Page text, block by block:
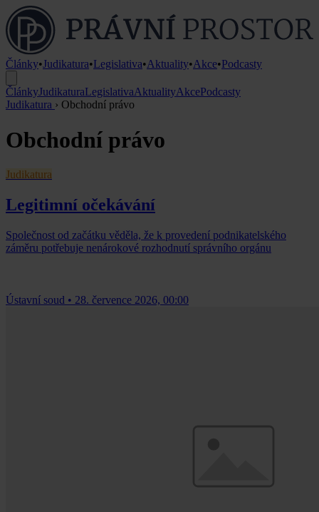
Články•Judikatura•Legislativa•Aktuality•Akce•Podcasty
ČlánkyJudikaturaLegislativaAktualityAkcePodcasty
Judikatura › Obchodní právo
Obchodní právo
Judikatura
Legitimní očekávání
Společnost od začátku věděla, že k provedení podnikatelského
záměru potřebuje nenárokové rozhodnutí správního orgánu
Ústavní soud • 28. července 2026, 00:00